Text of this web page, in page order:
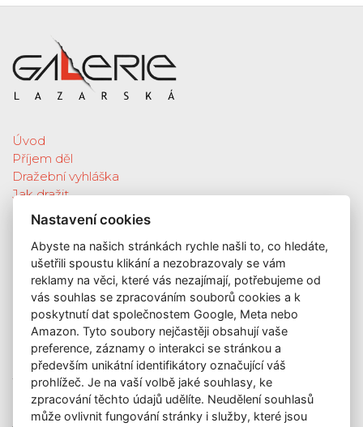
Úvod
Příjem děl
Dražební vyhláška
Jak dražit
Galerie
Katalog vydražených děl
O nás
GDPR
Kontakt
KONTAKT
GALERIE LAZARSKÁ
Lazarská 7
110 00 Praha 1
E-mail:
info@galerielazarska.cz
Nastavení cookies
Abyste na našich stránkách rychle našli to, co hledáte,
ušetřili spoustu klikání a nezobrazovaly se vám
reklamy na věci, které vás nezajímají, potřebujeme od
vás souhlas se zpracováním souborů cookies a k
poskytnutí dat společnostem Google, Meta nebo
Amazon. Tyto soubory nejčastěji obsahují vaše
preference, záznamy o interakci se stránkou a
především unikátní identifikátory označující váš
prohlížeč. Je na vaší volbě jaké souhlasy, ke
zpracování těchto údajů udělíte. Neudělení souhlasů
může ovlivnit fungování stránky i služby, které jsou